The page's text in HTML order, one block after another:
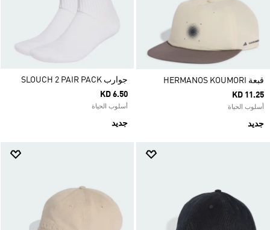
قبعة HERMANOS KOUMORI
KD 11.25
أسلوب الحياة
جديد
جوارب SLOUCH 2 PAIR PACK
KD 6.50
أسلوب الحياة
جديد